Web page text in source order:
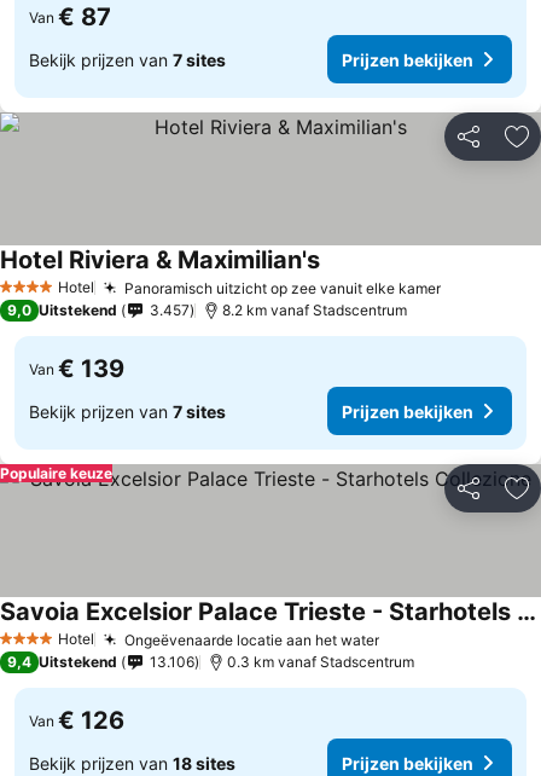
Van € 87
Bekijk prijzen van 7 sites Prijzen bekijken
Delen
4 SterrenHotel Panoramisch uitzicht op zee vanuit elke kamer
Hotel Riviera & Maximilian's
9,0 Uitstekend 3.457 8.2 km vanaf Stadscentrum
Van € 139
Bekijk prijzen van 7 sites Prijzen bekijken
Delen
Populaire keuze
4 SterrenHotel Ongeëvenaarde locatie aan het water
Savoia Excelsior Palace Trieste - Starhotels Collezione
9,4 Uitstekend 13.106 0.3 km vanaf Stadscentrum
Van € 126
Bekijk prijzen van 18 sites Prijzen bekijken